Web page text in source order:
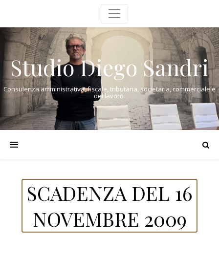
Studio Diego Sandri
Consulenza amministrativa, fiscale, tributaria, societaria, commerciale e
del lavoro.
SCADENZA DEL 16
NOVEMBRE 2009